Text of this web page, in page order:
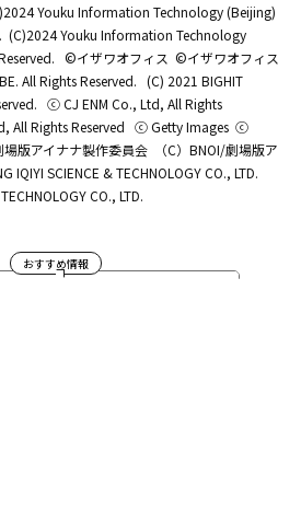
Youku Information Technology (Beijing)
(C)2024 Youku Information Technology
©イザワオフィス ©イザワオフィス
All Rights Reserved. (C) 2021 BIGHIT
ⓒ CJ ENM Co., Ltd, All Rights
All Rights Reserved ⓒ Getty Images ⓒ
場版アイナナ製作委員会
（C）BNOI/劇場版ア
IQIYI SCIENCE & TECHNOLOGY CO., LTD.
CO., LTD.
おすすめ情報